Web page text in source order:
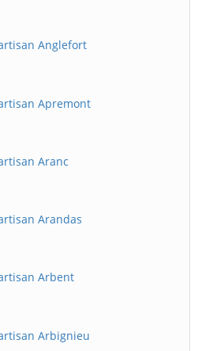
Anglefort
Apremont
Aranc
Arandas
Arbent
Arbignieu